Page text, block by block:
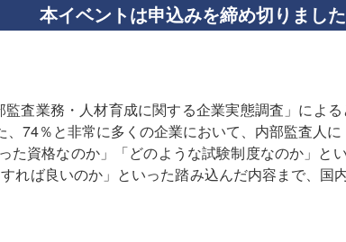
本イベントは申込みを締め切りました
査業務・人材育成に関する企業実態調査」によ
74％と非常に多くの企業において、内部監査人に
た資格なのか」「どのような試験制度なのか」と
れば良いのか」といった踏み込んだ内容まで、国